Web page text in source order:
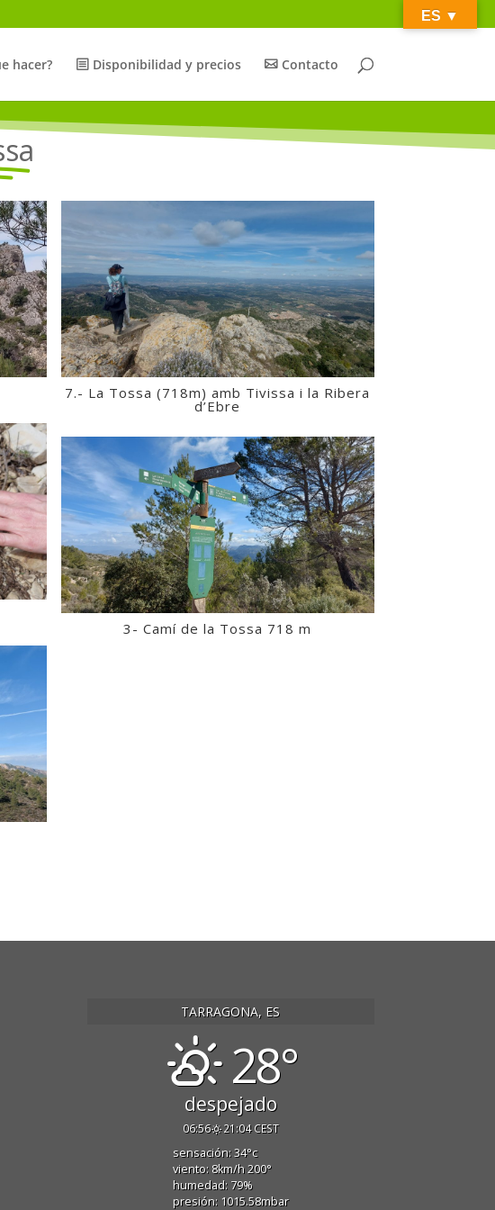
hacer? Disponibilidad y precios Contacto
7.- La Tossa (718m) amb Tivissa i la Ribera
d’Ebre
3- Camí de la Tossa 718 m
TARRAGONA, ES
28°
despejado
06:56 21:04 CEST
sensación: 34°c
viento: 8km/h200°
humedad: 79%
presión: 1015.58mbar
ES ­­▼